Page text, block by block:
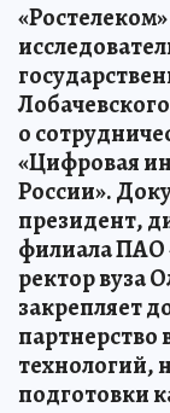
о
«Цифровая
России».
президент,
филиала ПАО
ректор вуза
закрепляет
технологий,
подготовки